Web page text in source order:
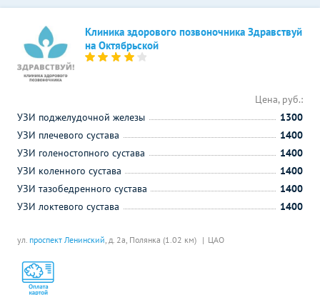
Клиника здорового позвоночника Здравствуй
на Октябрьской
ул. проспект Ленинский, д. 2а, Полянка (1.02 км) ЦАО
Цена, руб.:
УЗИ поджелудочной железы
1300
УЗИ плечевого сустава
1400
УЗИ голеностопного сустава
1400
УЗИ коленного сустава
1400
УЗИ тазобедренного сустава
1400
УЗИ локтевого сустава
1400